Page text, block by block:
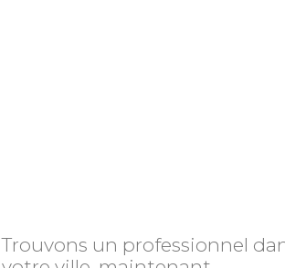
Trouvons un professionnel